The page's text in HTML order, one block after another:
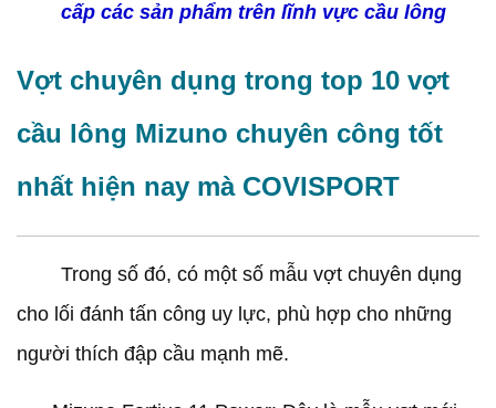
cấp các sản phẩm trên lĩnh vực cầu lông
Vợt chuyên dụng trong top 10 vợt
cầu lông Mizuno chuyên công tốt
nhất hiện nay mà COVISPORT
Trong số đó, có một số mẫu vợt chuyên dụng
cho lối đánh tấn công uy lực, phù hợp cho những
người thích đập cầu mạnh mẽ.